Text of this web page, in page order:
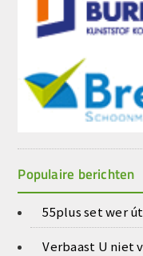
Populaire berichten
55plus set wer
Verbaast U niet